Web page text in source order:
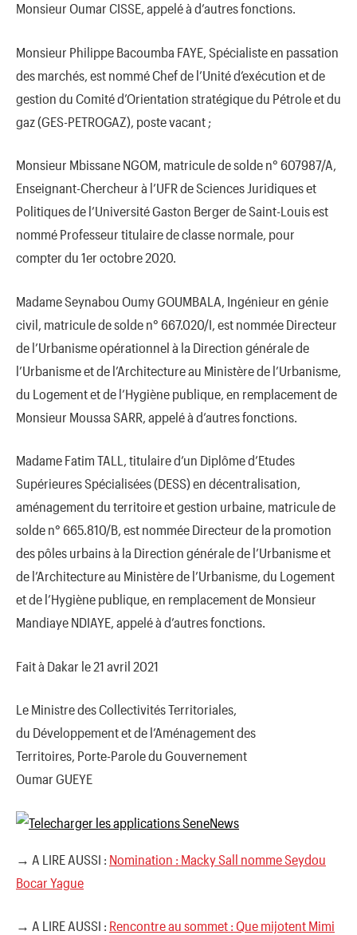
Monsieur Oumar CISSE, appelé à d’autres fonctions.
Monsieur Philippe Bacoumba FAYE, Spécialiste en passation
des marchés, est nommé Chef de l’Unité d’exécution et de
gestion du Comité d’Orientation stratégique du Pétrole et du
gaz (GES-PETROGAZ), poste vacant ;
Monsieur Mbissane NGOM, matricule de solde n° 607987/A,
Enseignant-Chercheur à l’UFR de Sciences Juridiques et
Politiques de l’Université Gaston Berger de Saint-Louis est
nommé Professeur titulaire de classe normale, pour
compter du 1er octobre 2020.
Madame Seynabou Oumy GOUMBALA, Ingénieur en génie
civil, matricule de solde n° 667.020/I, est nommée Directeur
de l’Urbanisme opérationnel à la Direction générale de
l’Urbanisme et de l’Architecture au Ministère de l’Urbanisme,
du Logement et de l’Hygiène publique, en remplacement de
Monsieur Moussa SARR, appelé à d’autres fonctions.
Madame Fatim TALL, titulaire d’un Diplôme d’Etudes
Supérieures Spécialisées (DESS) en décentralisation,
aménagement du territoire et gestion urbaine, matricule de
solde n° 665.810/B, est nommée Directeur de la promotion
des pôles urbains à la Direction générale de l’Urbanisme et
de l’Architecture au Ministère de l’Urbanisme, du Logement
et de l’Hygiène publique, en remplacement de Monsieur
Mandiaye NDIAYE, appelé à d’autres fonctions.
Fait à Dakar le 21 avril 2021
Le Ministre des Collectivités Territoriales,
du Développement et de l’Aménagement des
Territoires, Porte-Parole du Gouvernement
Oumar GUEYE
→ A LIRE AUSSI : Nomination : Macky Sall nomme Seydou
Bocar Yague
→ A LIRE AUSSI : Rencontre au sommet : Que mijotent Mimi